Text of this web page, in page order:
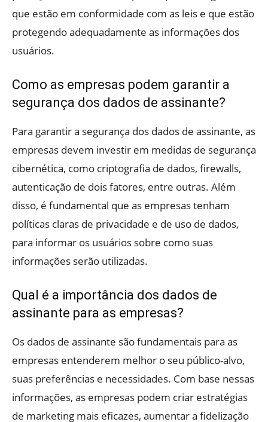
que estão em conformidade com as leis e que estão
protegendo adequadamente as informações dos
usuários.
Como as empresas podem garantir a
segurança dos dados de assinante?
Para garantir a segurança dos dados de assinante, as
empresas devem investir em medidas de segurança
cibernética, como criptografia de dados, firewalls,
autenticação de dois fatores, entre outras. Além
disso, é fundamental que as empresas tenham
políticas claras de privacidade e de uso de dados,
para informar os usuários sobre como suas
informações serão utilizadas.
Qual é a importância dos dados de
assinante para as empresas?
Os dados de assinante são fundamentais para as
empresas entenderem melhor o seu público-alvo,
suas preferências e necessidades. Com base nessas
informações, as empresas podem criar estratégias
de marketing mais eficazes, aumentar a fidelização